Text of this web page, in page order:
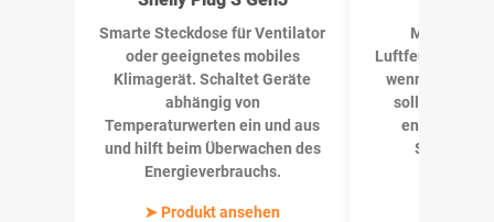
Smarte Steckdose für Ventilator
oder geeignetes mobiles
Klimagerät. Schaltet Geräte
abhängig von
Temperaturwerten ein und aus
und hilft beim Überwachen des
Energieverbrauchs.
➤ Produkt ansehen
Misst
Luftfeuchtigkeit
wenn Kühlung
soll, wo die
entsteht –